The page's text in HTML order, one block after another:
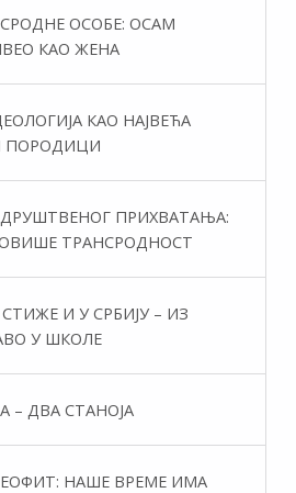
ОСОБЕ: ОСАМ
КАО ЖЕНА
КАО НАЈВЕЋА
ПОРОДИЦИ
ПРИХВАТАЊА:
ТРАНСРОДНОСТ
И У СРБИЈУ – ИЗ
У ШКОЛЕ
– ДВА СТАНОЈА
НАШЕ ВРЕМЕ ИМА